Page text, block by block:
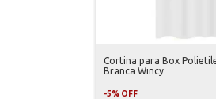
Cortina para Box
Branca Wincy
-5% OFF